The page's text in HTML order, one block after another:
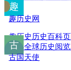
趣历史网
趣历史历史百科
提供全球历史阅览
古国天使